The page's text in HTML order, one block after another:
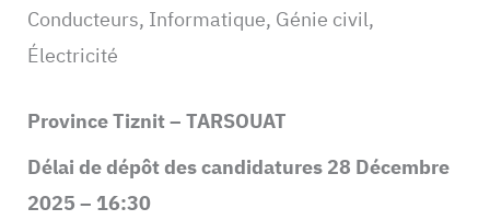
Conducteurs, Informatique, Génie civil,
Électricité
Province Tiznit – TARSOUAT
Délai de dépôt des candidatures 28 Décembre
2025 – 16:30